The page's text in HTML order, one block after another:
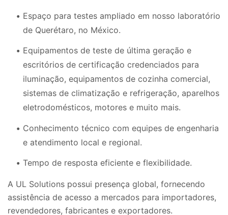
Espaço para testes ampliado em nosso laboratório
de Querétaro, no México.
Equipamentos de teste de última geração e
escritórios de certificação credenciados para
iluminação, equipamentos de cozinha comercial,
sistemas de climatização e refrigeração, aparelhos
eletrodomésticos, motores e muito mais.
Conhecimento técnico com equipes de engenharia
e atendimento local e regional.
Tempo de resposta eficiente e flexibilidade.
A UL Solutions possui presença global, fornecendo
assistência de acesso a mercados para importadores,
revendedores, fabricantes e exportadores.